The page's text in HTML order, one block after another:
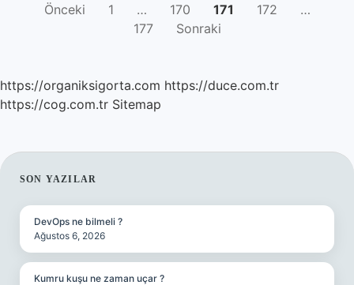
YAZI
SAYFALAMASI
Önceki 1 … 170 171 172
…
177
Sonraki
https://organiksigorta.com https://duce.com.tr
https://cog.com.tr Sitemap
SIDEBAR
SON YAZILAR
DevOps ne bilmeli ?
Ağustos 6, 2026
Kumru kuşu ne zaman uçar ?